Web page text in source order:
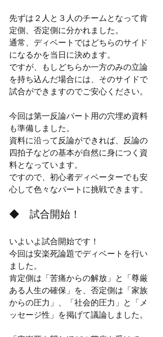
先ずは２人と３人のチームとなって肯
定側、否定側に分かれました。
通常、ディベートではどちらのサイド
になるかを当日に決めます。
ですが、もしどちらか一方のみの立論
を持ち込んだ場合には、そのサイドで
試合ができますのでご安心ください。
今回は第一反論パート用の穴埋め資料
も準備しました。
資料に沿って反論ができれば、反論の
四拍子などの基本が自然に身につく資
料となっています。
ですので、初心者ディベーターでも安
心して色々なパートに挑戦できます。
◆　試合開始！
いよいよ試合開始です！
今回は安楽死論題でディベートを行い
ました。
肯定側は「苦痛からの解放」と「尊厳
ある人生の確保」を、否定側は「家族
からの圧力」、「社会的圧力」と「メ
ッセージ性」を掲げて議論しました。